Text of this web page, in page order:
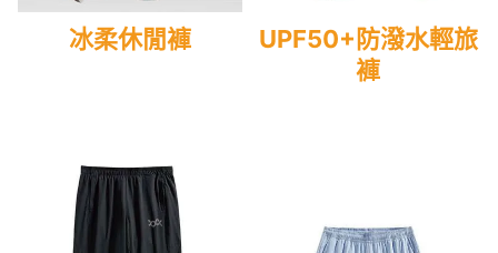
冰柔休閒褲
UPF50+防潑水輕旅
褲